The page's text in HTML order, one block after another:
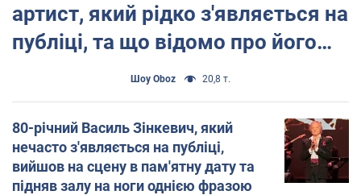
артист, який рідко з'являється на
публіці, та що відомо про його
"непередбачуваний" характер
Шоу Oboz 20,8 т.
80-річний Василь Зінкевич, який
нечасто з'являється на публіці,
вийшов на сцену в пам'ятну дату та
підняв залу на ноги однією фразою